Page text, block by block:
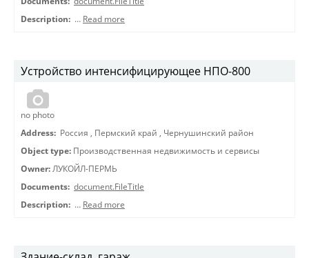
Description: … Read more
Устройство интенсифицирующее НПО-800
no photo
Address: Россия , Пермский край , Чернушинский район
Object type: Производственная недвижимость и сервисы
Owner: ЛУКОЙЛ-ПЕРМЬ
Documents: document.FileTitle
Description: … Read more